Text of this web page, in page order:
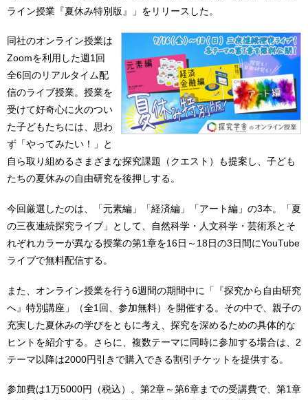
ライン授業『夏休み特別版』」をリリースした。
同社のオンライン授業は
Zoomを利用した週1回
全6回のリアルタイム配
信のライブ授業。授業を
受けて好奇心に火のつい
た子どもたちには、思わ
ず「やってみたい！」と
自ら取り組めるさまざまな探究課題（クエスト）も提案し、子ども
たちの夏休みの自由研究を後押しする。
今回厳選したのは、「元素編」「経済編」「アート編」の3本。「夏
の三夜連続探究ライブ」として、自然科学・人文科学・芸術系とそ
れぞれカラーが異なる授業の第1章を16日～18日の3日間にYouTube
ライブで無料配信する。
また、オンライン授業を行う6週間の期間中に「『探究から自由研究
へ』特別講座」（全1回、参加無料）を開催する。その中で、親子の
充実した夏休みの学びをともに考え、探究を深めるための具体的な
ヒントを紹介する。さらに、複数テーマに同時に参加する場合は、2
テーマ以降は2000円引きで購入できる割引チケットを提供する。
参加費は1万5000円（税込）。第2章～第6章までの受講費で、第1章